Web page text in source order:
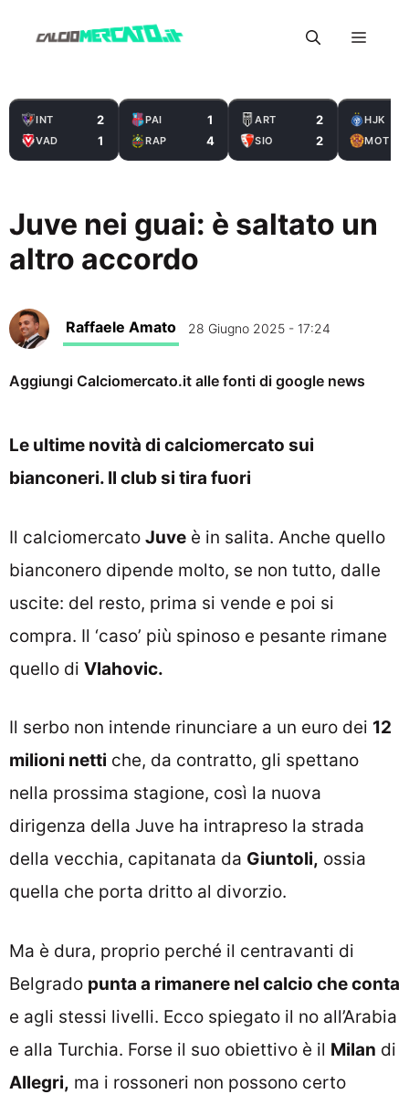
Menu
INT 2
VAD 1
PAI 1
RAP 4
ART 2
SIO 2
HJK
MOT
Juve nei guai: è saltato un
altro accordo
Raffaele Amato 28 Giugno 2025 - 17:24
Aggiungi Calciomercato.it alle fonti di google news
Le ultime novità di calciomercato sui
bianconeri. Il club si tira fuori
Il calciomercato Juve è in salita. Anche quello
bianconero dipende molto, se non tutto, dalle
uscite: del resto, prima si vende e poi si
compra. Il ‘caso’ più spinoso e pesante rimane
quello di Vlahovic.
Il serbo non intende rinunciare a un euro dei 12
milioni netti che, da contratto, gli spettano
nella prossima stagione, così la nuova
dirigenza della Juve ha intrapreso la strada
della vecchia, capitanata da Giuntoli, ossia
quella che porta dritto al divorzio.
Ma è dura, proprio perché il centravanti di
Belgrado punta a rimanere nel calcio che conta
e agli stessi livelli. Ecco spiegato il no all’Arabia
e alla Turchia. Forse il suo obiettivo è il Milan di
Allegri, ma i rossoneri non possono certo